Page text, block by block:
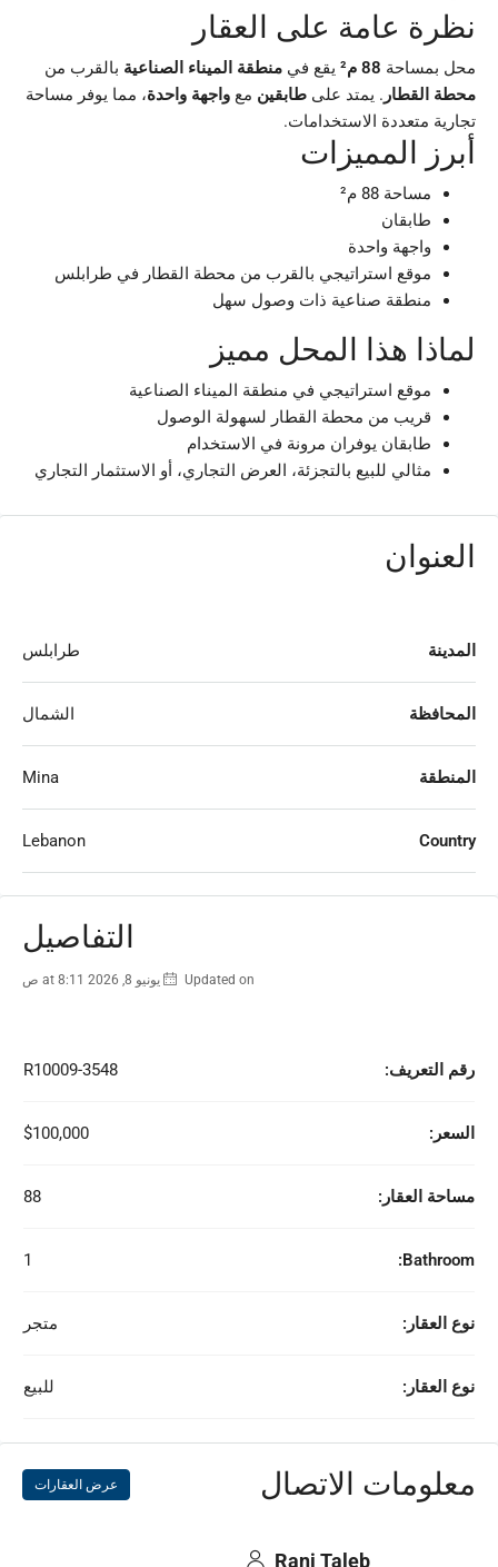
نظرة عامة على العقار
محل بمساحة 88 م² يقع في منطقة الميناء الصناعية بالقرب من
محطة القطار . يمتد على طابقين مع واجهة واحدة، مما يوفر مساحة
تجارية متعددة الاستخدامات.
أبرز المميزات
مساحة 88 م²
طابقان
واجهة واحدة
موقع استراتيجي بالقرب من محطة القطار في طرابلس
منطقة صناعية ذات وصول سهل
لماذا هذا المحل مميز
موقع استراتيجي في منطقة الميناء الصناعية
قريب من محطة القطار لسهولة الوصول
طابقان يوفران مرونة في الاستخدام
مثالي للبيع بالتجزئة، العرض التجاري، أو الاستثمار التجاري
العنوان
المدينة طرابلس
المحافظة الشمال
المنطقة Mina
Country
Lebanon
التفاصيل
Updated on يونيو 8, 2026 at 8:11 ص
رقم التعريف: R10009-3548
السعر: $100,000
مساحة العقار: 88
Bathroom:
1
نوع العقار: متجر
نوع العقار: للبيع
معلومات الاتصال عرض العقارات
Rani Taleb